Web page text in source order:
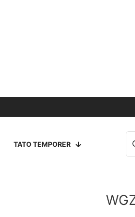
TATO TEMPORER